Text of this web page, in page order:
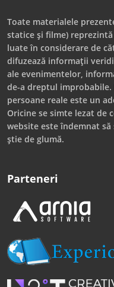
Toate materialele
statice și filme)
luate în considerare de
difuzează informații
ale evenimentelor,
de-a dreptul improbabile.
persoane reale este un
Oricine se simte lezat de
website este îndemnat
știe de glumă.
Parteneri